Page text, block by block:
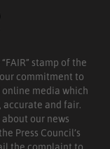
stamp of the
commitment to
media which
and fair.
our news
Press Council’s